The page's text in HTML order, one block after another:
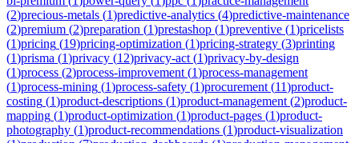
(2)precious-metals (1)predictive-analytics (4)predictive-maintenance
(2)premium (2)preparation (1)prestashop (1)preventive (1)pricelists
(1)pricing (19)pricing-optimization (1)pricing-strategy (3)printing
(1)prisma (1)privacy (12)privacy-act (1)privacy-by-design
(1)process (2)process-improvement (1)process-management
(1)process-mining (1)process-safety (1)procurement (11)product-
costing (1)product-descriptions (1)product-management (2)product-
mapping (1)product-optimization (1)product-pages (1)product-
photography (1)product-recommendations (1)product-visualization